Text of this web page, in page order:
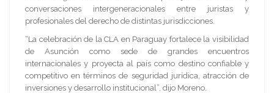
conversaciones intergeneracionales entre juristas y
profesionales del derecho de distintas jurisdicciones.
“La celebración de la CLA en Paraguay fortalece la visibilidad
de Asunción como sede de grandes encuentros
internacionales y proyecta al país como destino confiable y
competitivo en términos de seguridad jurídica, atracción de
inversiones y desarrollo institucional”, dijo Moreno.